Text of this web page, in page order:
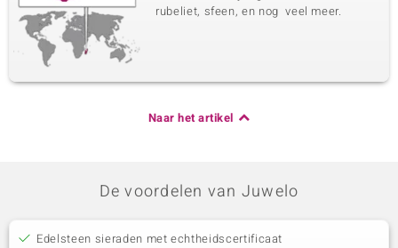
rubeliet, sfeen, en nog veel meer.
Naar het artikel
De voordelen van Juwelo
Edelsteen sieraden met echtheidscertificaat